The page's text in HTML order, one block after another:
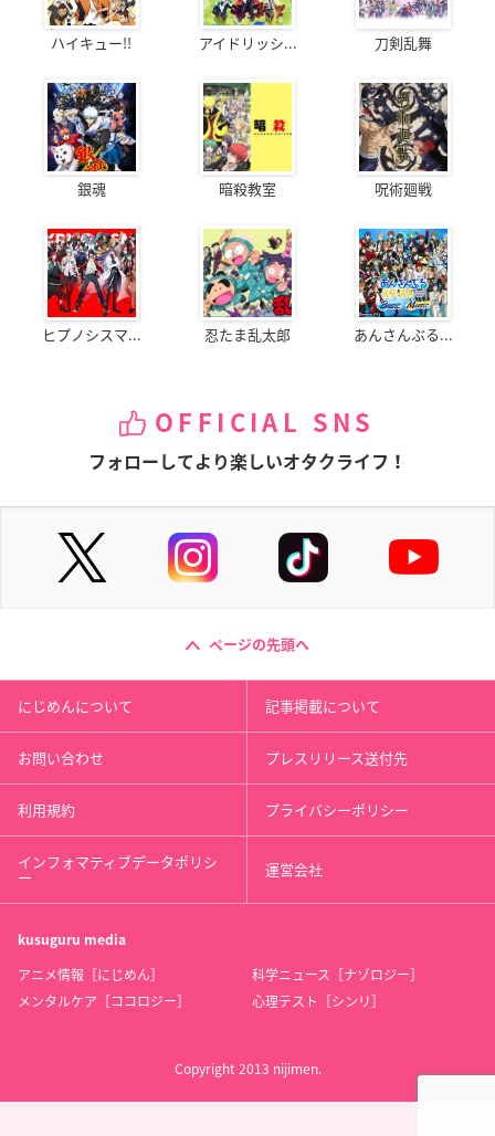
ハイキュー!! アイドリッシ... 刀剣乱舞
銀魂 暗殺教室 呪術廻戦
ヒプノシスマ... 忍たま乱太郎 あんさんぶる...
OFFICIAL SNS
フォローしてより楽しいオタクライフ！
ページの先頭へ
にじめんについて 記事掲載について
お問い合わせ プレスリリース送付先
利用規約 プライバシーポリシー
インフォマティブデータポリシ
ー 運営会社
kusuguru media
アニメ情報［にじめん］
科学ニュース［ナゾロジー］
メンタルケア［ココロジー］
心理テスト［シンリ］
Copyright 2013 nijimen.